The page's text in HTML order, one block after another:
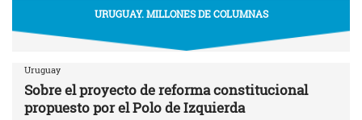
URUGUAY. MILLONES DE COLUMNAS
Uruguay
Sobre el proyecto de reforma constitucional
propuesto por el Polo de Izquierda